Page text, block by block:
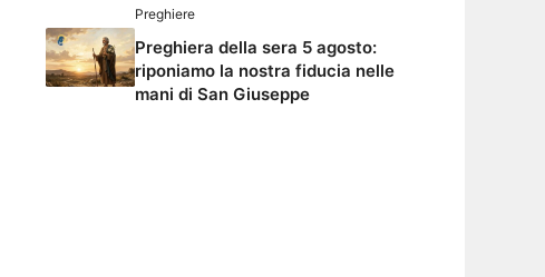
Preghiere
Preghiera della sera 5 agosto:
riponiamo la nostra fiducia nelle
mani di San Giuseppe